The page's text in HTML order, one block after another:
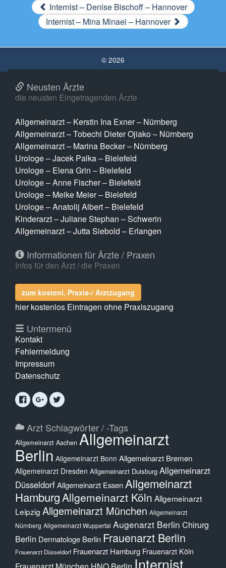
Internist – Denise Bischoff – Hannover
Internist – Mina Minaei – Hannover
© 2026
Neusten Ärzte
die neusten Eingetragenden Ärzte
Allgemeinarzt – Kerstin Ina Exner – Nürnberg
Allgemeinarzt – Tobechi Dieter Ojiako – Nürnberg
Allgemeinarzt – Marina Becker – Nürnberg
Urologe – Jacek Palka – Bielefeld
Urologe – Elena Grin – Bielefeld
Urologe – Anne Fischer – Bielefeld
Urologe – Meike Meier – Bielefeld
Urologe – Anatolij Albert – Bielefeld
Kinderarzt – Juliane Stephan – Schwerin
Allgemeinarzt – Jutta Siebold – Erlangen
Informationen für Ärzte / Praxen
Infos für den Arzt / die Praxen
zum kostenl. Praxis-/ Arztzugang
hier kostenlos Eintragen ohne Praxiszugang
Untermenü
Kontakt
Fehlermeldung
Impressum
Datenschutz
Arzt Schlagwörter / -Tags
Allgemeinarzt Aachen Allgemeinarzt
Berlin Allgemeinarzt Bonn Allgemeinarzt Bremen
Allgemeinarzt Dresden Allgemeinarzt Duisburg Allgemeinarzt
DüsseldorfAllgemeinarzt Essen Allgemeinarzt
HamburgAllgemeinarzt Köln Allgemeinarzt
Leipzig Allgemeinarzt München Allgemeinarzt
Nürnberg Allgemeinarzt Wuppertal Augenarzt Berlin Chirurg
Berlin Dermatologe Berlin Frauenarzt Berlin
Frauenarzt Düsseldorf Frauenarzt Hamburg Frauenarzt Köln
Internist